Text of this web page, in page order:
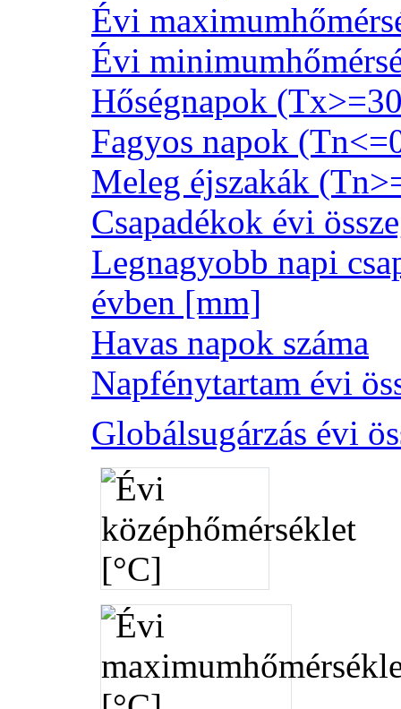
Évi
Évi
Hőségnapok
Fagyos napok
Meleg éjszakák
Csapadékok évi
Legnagyobb napi
évben [mm]
Havas napok száma
Napfénytartam évi
Globálsugárzás évi